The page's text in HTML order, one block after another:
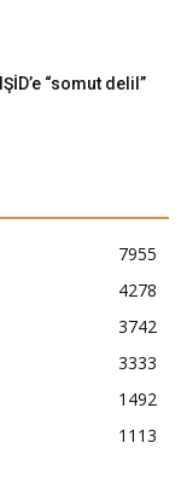
“somut delil”
7955
4278
3742
3333
1492
1113